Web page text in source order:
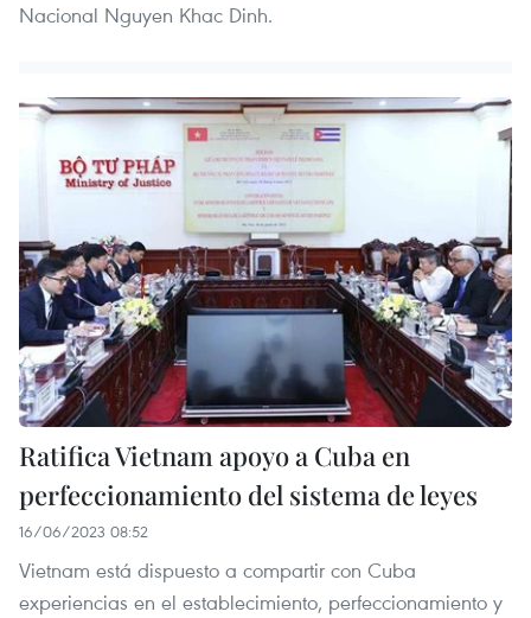
Nacional Nguyen Khac Dinh.
Ratifica Vietnam apoyo a Cuba en
perfeccionamiento del sistema de leyes
16/06/2023 08:52
Vietnam está dispuesto a compartir con Cuba
experiencias en el establecimiento, perfeccionamiento y